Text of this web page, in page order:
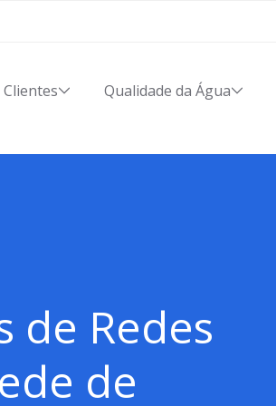
Clientes Qualidade da Água
de Redes
de